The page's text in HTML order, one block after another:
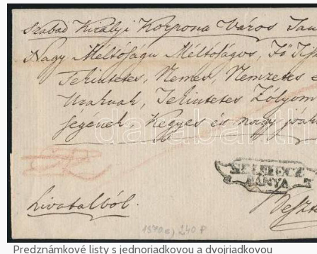
Predznámkové listy s jednoriadkovou a dvojriadkovou